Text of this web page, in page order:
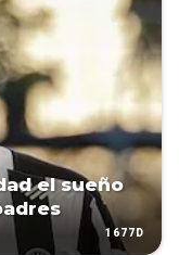
el sueño
1677D